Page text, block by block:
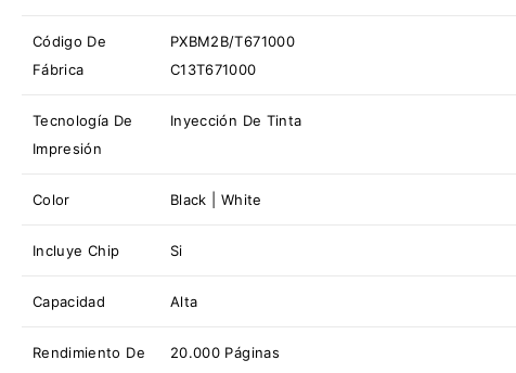
Código De
Fábrica
PXBM2B/T671000
C13T671000
Tecnología De
Impresión
Inyección De Tinta
Color Black | White
Incluye Chip Si
Capacidad Alta
Rendimiento De
20.000 Páginas